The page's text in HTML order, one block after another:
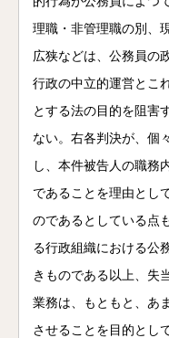
理職・非管理職の別、
広狭などは、公務員の
行政の中立的運営とこ
とする法の目的を阻害
ない。右各判決が、個
し、本件被告人の職務
であることを理由とし
のであるとしている点
る行政組織における公
きものである以上、失
業務は、もともと、あ
させることを目的とし